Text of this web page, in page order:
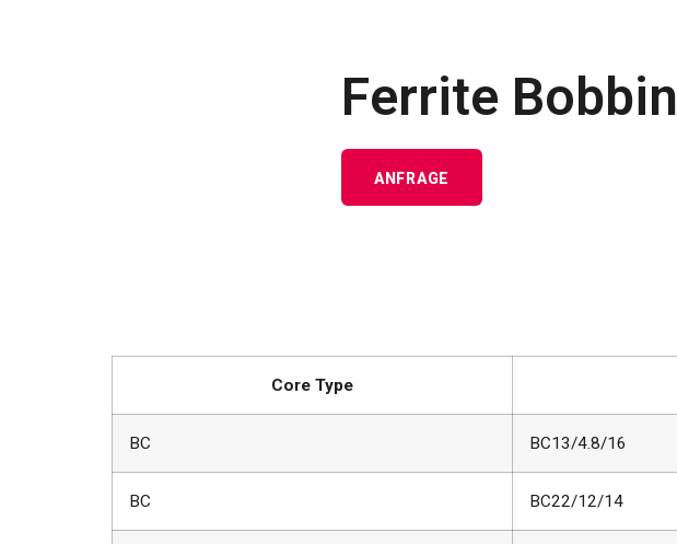
Ferrite Bobbin
ANFRAGE
Core Type
BC BC13/4.8/16
BC BC22/12/14